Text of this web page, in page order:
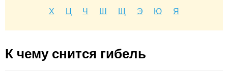
Х
Ц Ч Ш Щ Э Ю Я
К чему снится гибель